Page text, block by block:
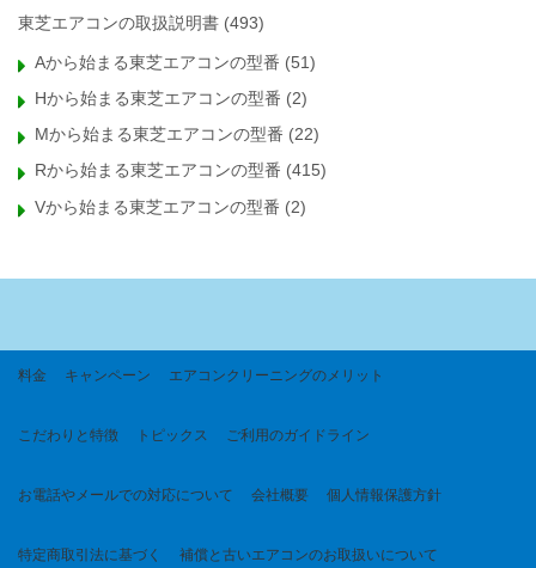
東芝エアコンの取扱説明書 (493)
Aから始まる東芝エアコンの型番 (51)
Hから始まる東芝エアコンの型番 (2)
Mから始まる東芝エアコンの型番 (22)
Rから始まる東芝エアコンの型番 (415)
Vから始まる東芝エアコンの型番 (2)
料金 キャンペーン エアコンクリーニングのメリット
こだわりと特徴 トピックス ご利用のガイドライン
お電話やメールでの対応について 会社概要 個人情報保護方針
特定商取引法に基づく 補償と古いエアコンのお取扱いについて